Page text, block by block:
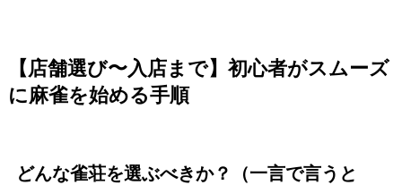
【店舗選び〜入店まで】初心者がスムーズ
に麻雀を始める手順
どんな雀荘を選ぶべきか？（一言で言うと